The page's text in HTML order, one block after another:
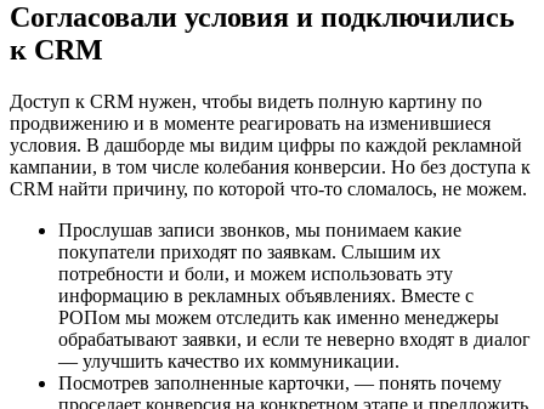
Согласовали условия и подключились
к CRM
Доступ к CRM нужен, чтобы видеть полную картину по
продвижению и в моменте реагировать на изменившиеся
условия. В дашборде мы видим цифры по каждой рекламной
кампании, в том числе колебания конверсии. Но без доступа к
CRM найти причину, по которой что-то сломалось, не можем.
Прослушав записи звонков, мы понимаем какие
покупатели приходят по заявкам. Слышим их
потребности и боли, и можем использовать эту
информацию в рекламных объявлениях. Вместе с
РОПом мы можем отследить как именно менеджеры
обрабатывают заявки, и если те неверно входят в диалог
— улучшить качество их коммуникации.
Посмотрев заполненные карточки, — понять почему
проседает конверсия на конкретном этапе и предложить